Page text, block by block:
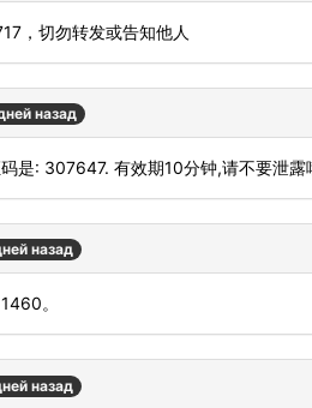
，切勿转发或告知他人
назад
码是: 307647. 有效期10分钟,请不要泄露
назад
。
назад